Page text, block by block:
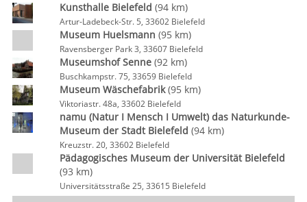
Kunsthalle Bielefeld (94 km)
Artur-Ladebeck-Str. 5, 33602 Bielefeld
Museum Huelsmann (95 km)
Ravensberger Park 3, 33607 Bielefeld
Museumshof Senne(92 km)
Buschkampstr. 75, 33659 Bielefeld
Museum Wäschefabrik(95 km)
Viktoriastr. 48a, 33602 Bielefeld
namu (Natur I Mensch I Umwelt) das Naturkunde-
Museum der Stadt Bielefeld (94 km)
Kreuzstr. 20, 33602 Bielefeld
Pädagogisches Museum der Universität Bielefeld
(93 km)
Universitätsstraße 25, 33615 Bielefeld